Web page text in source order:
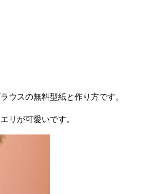
ウスの無料型紙と作り方です。
リが可愛いです。